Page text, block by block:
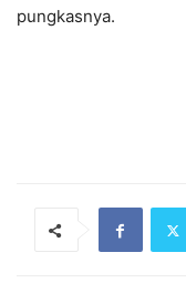
pungkasnya.